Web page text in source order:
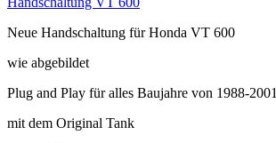
Neue Handschaltung für Honda VT 600
wie abgebildet
Plug and Play für alles Baujahre von 1988-2001
mit dem Original Tank